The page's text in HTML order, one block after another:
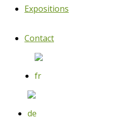
Expositions
Contact